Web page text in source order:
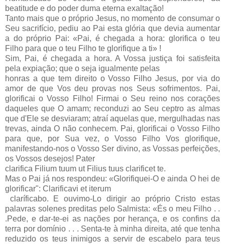
beatitude e do poder duma eterna exaltação!
Tanto mais que o próprio Jesus, no momento de consumar o
Seu sacrifício, pediu ao Pai esta glória que devia aumentar
a do próprio Pai: «Pai, é chegada a hora: glorifica o teu
Filho para que o teu Filho te glorifique a ti» !
Sim, Pai, é chegada a hora. A Vossa justiça foi satisfeita
pela expiação; que o seja igualmente pelas
honras a que tem direito o Vosso Filho Jesus, por via do
amor de que Vos deu provas nos Seus sofrimentos. Pai,
glorificai o Vosso Filho! Firmai o Seu reino nos corações
daqueles que O amam; reconduzi ao Seu ceptro as almas
que d'Ele se desviaram; atraí aquelas que, mergulhadas nas
trevas, ainda O não conhecem. Pai, glorificai o Vosso Filho
para que, por Sua vez, o Vosso Filho Vos glorifique,
manifestando-nos o Vosso Ser divino, as Vossas perfeições,
os Vossos desejos! Pater
clarifica Filium tuum ut Filius tuus clarificet te.
Mas o Pai já nos respondeu: «Glorifiquei-O e ainda O hei de
glorificar": Clarificavi et iterum
claríficabo. E ouvimo-Lo dirigir ao próprio Cristo estas
palavras solenes preditas pelo Salmista: «És o meu Filho . .
.Pede, e dar-te-ei as nações por herança, e os confins da
terra por domínio . . . Senta-te à minha direita, até que tenha
reduzido os teus inimigos a servir de escabelo para teus